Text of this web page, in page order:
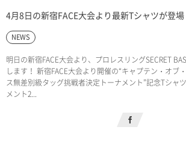
4月8日の新宿FACE大会より最新Tシャツが登場
NEWS
明日の新宿FACE大会より、プロレスリングSECRET
します！ 新宿FACE大会より開催の“キャプテン・オブ
ス無差別級タッグ挑戦者決定トーナメント”記念Tシャ
メント2...